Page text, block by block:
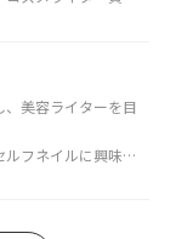
ルティングも行っ
美容ライターを目
フネイルに興味が